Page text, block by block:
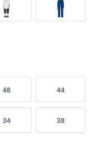
48 44
34 38